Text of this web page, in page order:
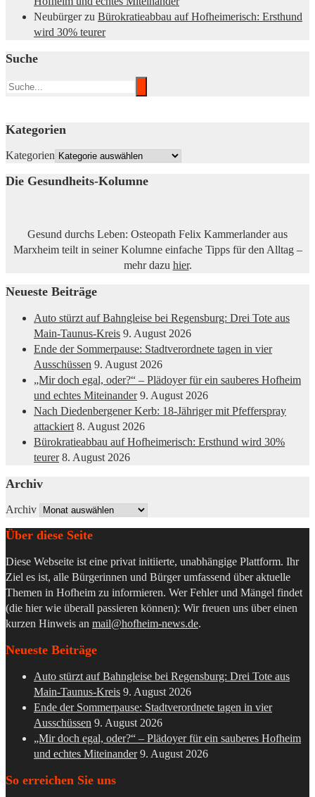
Neubürgerzu Bürokratieabbau auf Hofheimerisch: Ersthund
wird 30% teurer
Suche
Kategorien
Kategorien
Die Gesundheits-Kolumne
Gesund durchs Leben: Osteopath Felix Kammerlander aus
Marxheim teilt in seiner Kolumne einfache Tipps für den Alltag –
mehr dazu hier.
Neueste Beiträge
Auto stürzt auf Bahngleise bei Regensburg: Drei Tote aus
Main-Taunus-Kreis 9. August 2026
Ende der Sommerpause: Stadtverordnete tagen in vier
Ausschüssen 9. August 2026
„Mir doch egal, oder?“ – Plädoyer für ein sauberes Hofheim
und echtes Miteinander 9. August 2026
Nach Diedenbergener Kerb: 18-Jähriger mit Pfefferspray
attackiert 8. August 2026
Bürokratieabbau auf Hofheimerisch: Ersthund wird 30%
teurer 8. August 2026
Archiv
Archiv
Über diese Seite
Diese Webseite ist eine privat initiierte, unabhängige Plattform. Ihr
Ziel es ist, alle Bürgerinnen und Bürger umfassend über aktuelle
Themen in Hofheim zu informieren. Wer Fehler und Mängel findet
(die hier wie überall passieren können): Wir freuen uns über einen
kurzen Hinweis an mail@hofheim-news.de.
Neueste Beiträge
Auto stürzt auf Bahngleise bei Regensburg: Drei Tote aus
Main-Taunus-Kreis 9. August 2026
Ende der Sommerpause: Stadtverordnete tagen in vier
Ausschüssen 9. August 2026
„Mir doch egal, oder?“ – Plädoyer für ein sauberes Hofheim
und echtes Miteinander 9. August 2026
So erreichen Sie uns